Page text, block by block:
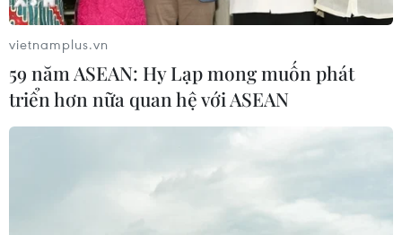
Dịch vụ tin
Quảng cáo
Liên hệ
Quảng cáo: Phó TBT Nguyễn Thị Tám: 093.5958688, Email:
vietnamplus.vn
59 năm ASEAN: Hy Lạp mong muốn phát
triển hơn nữa quan hệ với ASEAN